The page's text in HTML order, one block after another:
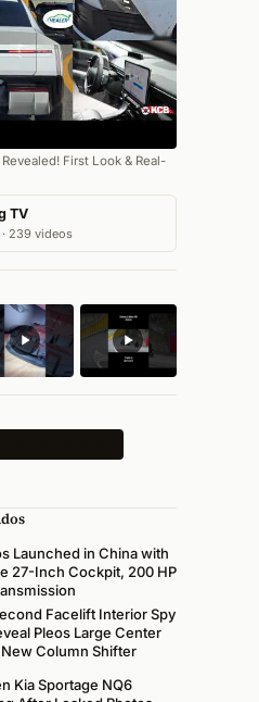
First Look & Real-
TV
239 videos
Launched in China with
27-Inch Cockpit, 200 HP
Facelift Interior Spy
Pleos Large Center
Column Shifter
Kia Sportage NQ6